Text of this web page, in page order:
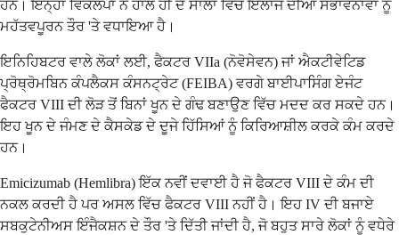
ਹਨ। ਇਨ੍ਹਾਂ ਵਿਕਲਪਾਂ ਨੇ ਹਾਲ ਹੀ ਦੇ ਸਾਲਾਂ ਵਿੱਚ ਇਲਾਜ ਦੀਆਂ ਸੰਭਾਵਨਾਵਾਂ ਨੂੰ
ਮਹੱਤਵਪੂਰਨ ਤੌਰ 'ਤੇ ਵਧਾਇਆ ਹੈ।
ਇਨਿਹਿਬਟਰ ਵਾਲੇ ਲੋਕਾਂ ਲਈ, ਫੈਕਟਰ VIIa (ਨੋਵੋਸੇਵਨ) ਜਾਂ ਐਕਟੀਵੇਟਿਡ
ਪ੍ਰੋਥ੍ਰੋਮਬਿਨ ਕੰਪਲੈਕਸ ਕੰਸਨਟ੍ਰੇਟ (FEIBA) ਵਰਗੇ ਬਾਈਪਾਸਿੰਗ ਏਜੰਟ
ਫੈਕਟਰ VIII ਦੀ ਲੋੜ ਤੋਂ ਬਿਨਾਂ ਖੂਨ ਦੇ ਗੰਢ ਬਣਾਉਣ ਵਿੱਚ ਮਦਦ ਕਰ ਸਕਦੇ ਹਨ।
ਇਹ ਖੂਨ ਦੇ ਜੰਮਣ ਦੇ ਕੈਸਕੇਡ ਦੇ ਦੂਜੇ ਹਿੱਸਿਆਂ ਨੂੰ ਕਿਰਿਆਸ਼ੀਲ ਕਰਕੇ ਕੰਮ ਕਰਦੇ
ਹਨ।
Emicizumab (Hemlibra) ਇੱਕ ਨਵੀਂ ਦਵਾਈ ਹੈ ਜੋ ਫੈਕਟਰ VIII ਦੇ ਕੰਮ ਦੀ
ਨਕਲ ਕਰਦੀ ਹੈ ਪਰ ਅਸਲ ਵਿੱਚ ਫੈਕਟਰ VIII ਨਹੀਂ ਹੈ। ਇਹ IV ਦੀ ਬਜਾਏ
ਸਬਕੁਟੇਨੀਅਸ ਇੰਜੈਕਸ਼ਨ ਦੇ ਤੌਰ 'ਤੇ ਦਿੱਤੀ ਜਾਂਦੀ ਹੈ, ਜੋ ਬਹੁਤ ਸਾਰੇ ਲੋਕਾਂ ਨੂੰ ਵਧੇਰੇ